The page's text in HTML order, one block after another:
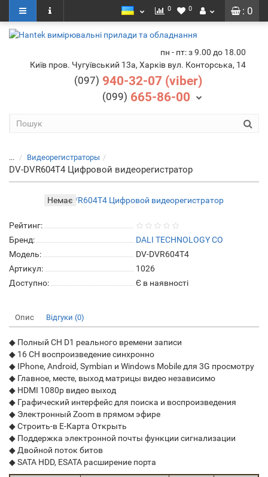
: 0
0 0
пн - пт: з 9.00 до 18.00
Київ пров. Чугуївський 13а, Харків вул. Конторська, 14
(097) 940-32-07 (viber)
(099) 665-86-00
... Видеорегистраторы
DV-DVR604T4 Цифровой видеорегистратор
Немає
Рейтинг:
Бренд:
DALI TECHNOLOGY CO
Модель:
DV-DVR604T4
Артикул:
1026
Доступно:
Є в наявності
Опис Відгуки (0)
◆ Полный CH D1 реального времени записи
◆ 16 CH воспроизведение синхронно
◆ IPhone, Android, Symbian и Windows Mobile для 3G просмотру
◆ Главное, месте, выход матрицы видео независимо
◆ HDMI 1080p видео выход
◆ Графический интерфейс для поиска и воспроизведения
◆ Электронный Zoom в прямом эфире
◆ Строить-в E-Карта Открыть
◆ Поддержка электронной почты функции сигнализации
◆ Двойной поток битов
◆ SATA HDD, ESATA расширение порта